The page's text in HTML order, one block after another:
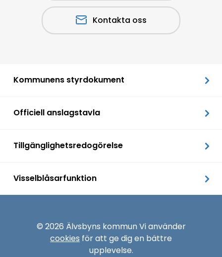
Kontakta oss
Kommunens styrdokument
Officiell anslagstavla
Tillgänglighetsredogörelse
Visselblåsarfunktion
© 2026 Älvsbyns kommun Vi använder
cookies för att ge dig en bättre
upplevelse.